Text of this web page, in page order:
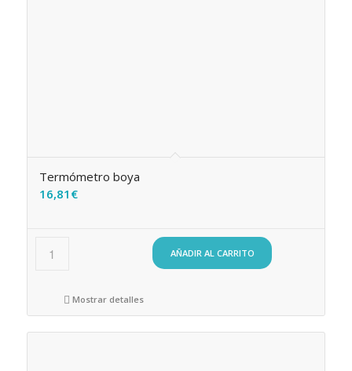
Termómetro boya
16,81 €
AÑADIR AL CARRITO
Mostrar detalles